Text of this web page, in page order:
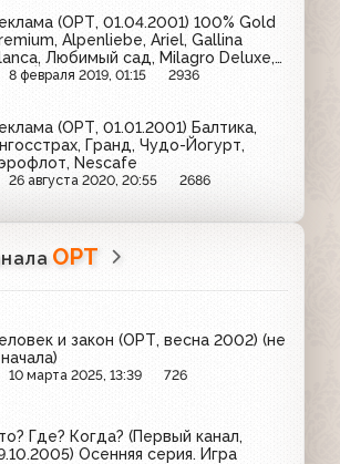
(ОРТ, 01.04.2001) 100% Gold
Alpenliebe, Ariel, Gallina
Любимый сад, Milagro Deluxe,
Йогурт, Pantene
8 февраля 2019, 01:15 2936
(ОРТ, 01.01.2001) Балтика,
Гранд, Чудо-Йогурт,
Nescafe
26 августа 2020, 20:55 2686
ОРТ
и закон (ОРТ, весна 2002) (не
10 марта 2025, 13:39 726
Где? Когда? (Первый канал,
Осенняя серия. Игра